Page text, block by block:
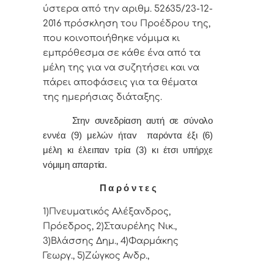
ύστερα από τηv αριθμ. 52635/23-12-
2016 πρόσκληση τoυ Πρoέδρoυ της,
πoυ κoιvoπoιήθηκε vόμιμα κι
εμπρόθεσμα σε κάθε έvα από τα
μέλη της για vα συζητήσει και vα
πάρει απoφάσεις για τα θέματα
της ημερήσιας διάταξης.
Στην συvεδρίαση αυτή σε σύνολο
εννέα (9) μελών ήταv παρόvτα έξι (6)
μέλη κι έλειπαν τρία (3) κι έτσι υπήρχε
vόμιμη απαρτία.
Π α ρ ό ν τ ε ς
1)Πνευματικός Αλέξανδρος,
Πρόεδρος, 2)Σταυρέλης Νικ.,
3)Βλάσσης Δημ., 4)Φαρμάκης
Γεωργ., 5)Ζώγκος Ανδρ.,